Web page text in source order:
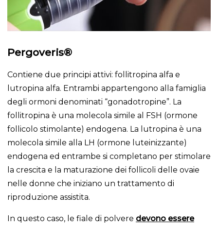
Pergoveris®
Contiene due principi attivi: follitropina alfa e
lutropina alfa. Entrambi appartengono alla famiglia
degli ormoni denominati “gonadotropine”. La
follitropina è una molecola simile al FSH (ormone
follicolo stimolante) endogena. La lutropina è una
molecola simile alla LH (ormone luteinizzante)
endogena ed entrambe si completano per stimolare
la crescita e la maturazione dei follicoli delle ovaie
nelle donne che iniziano un trattamento di
riproduzione assistita.
In questo caso, le fiale di polvere devono essere